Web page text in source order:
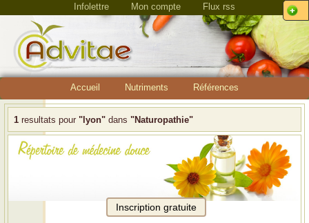
Infolettre Mon compte Flux rss
Accueil Nutriments Références
1 resultats pour "lyon" dans "Naturopathie"